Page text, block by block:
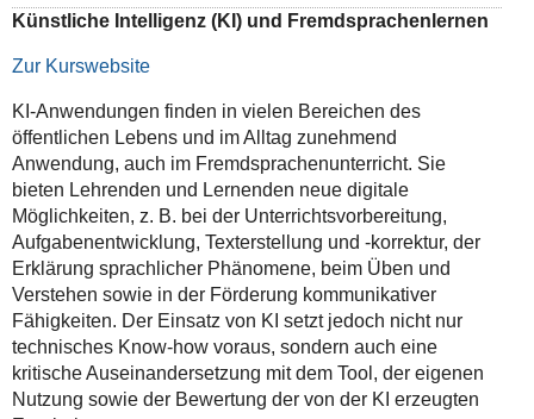
Künstliche Intelligenz (KI) und Fremdsprachenlernen
Zur Kurswebsite
KI-Anwendungen finden in vielen Bereichen des
öffentlichen Lebens und im Alltag zunehmend
Anwendung, auch im Fremdsprachenunterricht. Sie
bieten Lehrenden und Lernenden neue digitale
Möglichkeiten, z. B. bei der Unterrichtsvorbereitung,
Aufgabenentwicklung, Texterstellung und -korrektur, der
Erklärung sprachlicher Phänomene, beim Üben und
Verstehen sowie in der Förderung kommunikativer
Fähigkeiten. Der Einsatz von KI setzt jedoch nicht nur
technisches Know-how voraus, sondern auch eine
kritische Auseinandersetzung mit dem Tool, der eigenen
Nutzung sowie der Bewertung der von der KI erzeugten